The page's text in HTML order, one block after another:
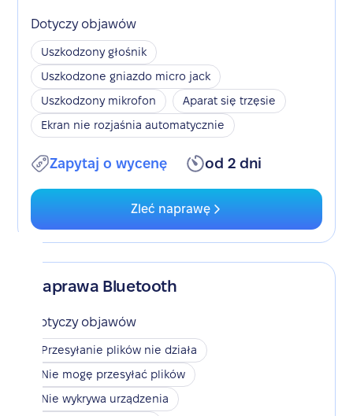
Dotyczy objawów
Uszkodzony głośnik
Uszkodzone gniazdo micro jack
Uszkodzony mikrofon
Aparat się trzęsie
Ekran nie rozjaśnia automatycznie
Zapytaj o wycenę od 2 dni
Zleć naprawę
Naprawa Bluetooth
Dotyczy objawów
Przesyłanie plików nie działa
Nie mogę przesyłać plików
Nie wykrywa urządzenia